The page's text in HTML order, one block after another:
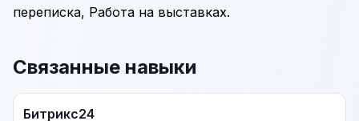
переписка, Работа на выставках.
Связанные навыки
Битрикс24